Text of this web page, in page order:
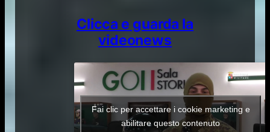
Clicca e guarda la
videonews​​
Fai clic per accettare i cookie marketing e
abilitare questo contenuto